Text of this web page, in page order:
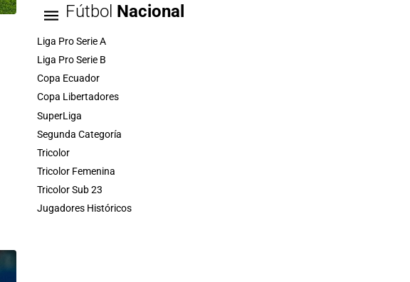
Fútbol Nacional
Liga Pro Serie A
Liga Pro Serie B
Copa Ecuador
Copa Libertadores
SuperLiga
Segunda Categoría
Tricolor
Tricolor Femenina
Tricolor Sub 23
Jugadores Históricos